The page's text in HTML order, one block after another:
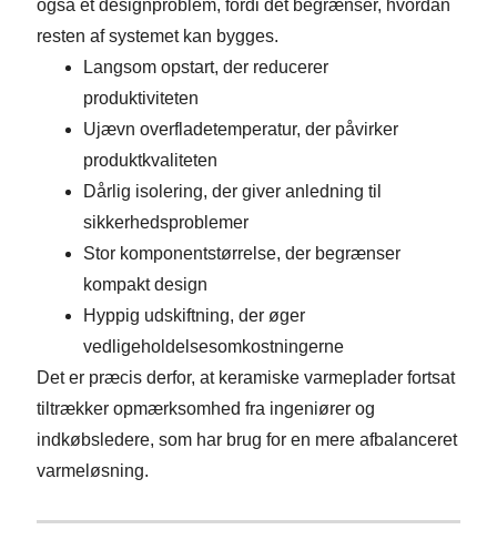
også et designproblem, fordi det begrænser, hvordan
resten af ​​systemet kan bygges.
Langsom opstart, der reducerer
produktiviteten
Ujævn overfladetemperatur, der påvirker
produktkvaliteten
Dårlig isolering, der giver anledning til
sikkerhedsproblemer
Stor komponentstørrelse, der begrænser
kompakt design
Hyppig udskiftning, der øger
vedligeholdelsesomkostningerne
Det er præcis derfor, at keramiske varmeplader fortsat
tiltrækker opmærksomhed fra ingeniører og
indkøbsledere, som har brug for en mere afbalanceret
varmeløsning.